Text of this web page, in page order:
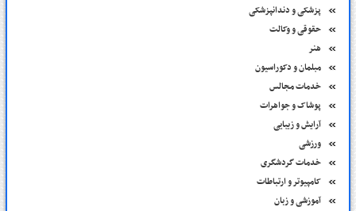
پزشکی و دندانپزشکی
حقوقی و وکالت
هنر
مبلمان و دکوراسیون
خدمات مجالس
پوشاک و جواهرات
آرایش و زیبایی
ورزشی
خدمات گردشگری
کامپیوتر و ارتباطات
آموزشی و زبان